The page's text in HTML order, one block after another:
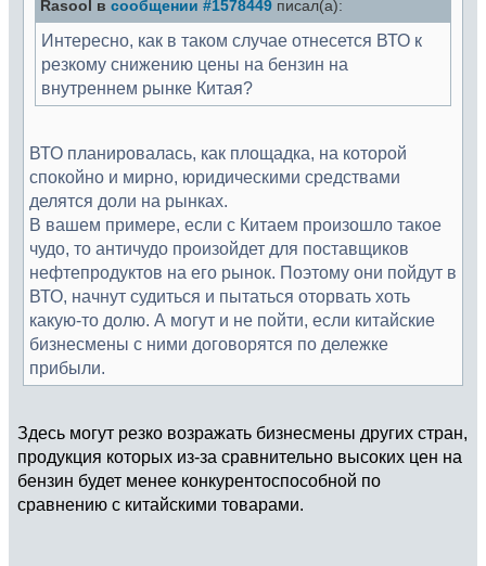
Rasool в сообщении #1578449 писал(а):
Интересно, как в таком случае отнесется ВТО к
резкому снижению цены на бензин на
внутреннем рынке Китая?
ВТО планировалась, как площадка, на которой
спокойно и мирно, юридическими средствами
делятся доли на рынках.
В вашем примере, если с Китаем произошло такое
чудо, то античудо произойдет для поставщиков
нефтепродуктов на его рынок. Поэтому они пойдут в
ВТО, начнут судиться и пытаться оторвать хоть
какую-то долю. А могут и не пойти, если китайские
бизнесмены с ними договорятся по дележке
прибыли.
Здесь могут резко возражать бизнесмены других стран,
продукция которых из-за сравнительно высоких цен на
бензин будет менее конкурентоспособной по
сравнению с китайскими товарами.